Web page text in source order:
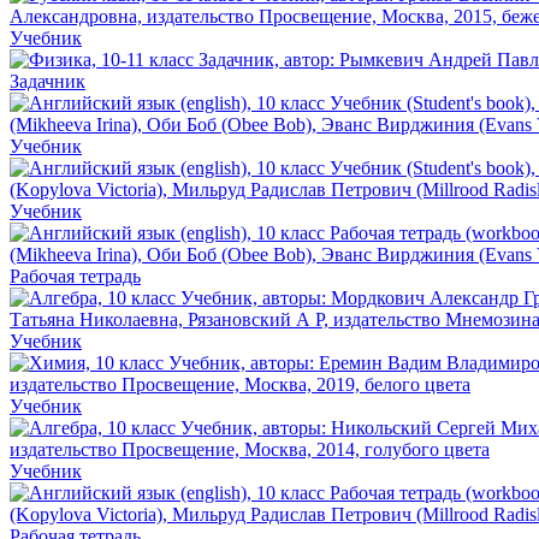
Учебник
Задачник
Учебник
Учебник
Рабочая тетрадь
Учебник
Учебник
Учебник